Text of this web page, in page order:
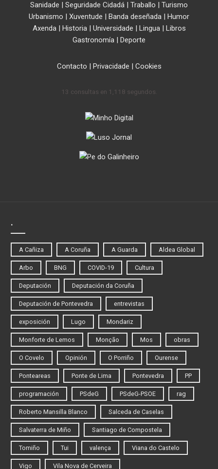
Sanidade | Seguridade Cidadá | Traballo | Turismo
Urbanismo | Xuventude | Banda deseñada | Humor
Axenda| Historia| Universidade | Lingua| Libros
Gastronomía | Deporte
Contacto | Privacidade | Cookies
13 consultas en 1,118 segundos.
.
A Cañiza A Coruña A Guarda Aldea Global
Arbo BNG COVID-19 Cultura
Deputación Deputación da Coruña
Deputación de Pontevedra entrevistas
exposición Lugo Mondariz
Monforte de Lemos Monção Mos obras
O Covelo Opinión O Porriño Ourense
Ponteareas Ponte de Lima Pontevedra PP
programación PSdeG PSdeG-PSOE rag
Roberto Mansilla Blanco Salceda de Caselas
Salvaterra de Miño Santiago de Compostela
Tomiño Tui valença Viana do Castelo
Vigo Vila Nova de Cerveira